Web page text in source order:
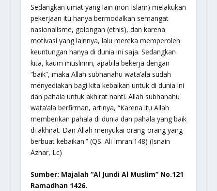
Sedangkan umat yang lain (non Islam) melakukan
pekerjaan itu hanya bermodalkan semangat
nasionalisme, golongan (etnis), dan karena
motivasi yang lainnya, lalu mereka memperoleh
keuntungan hanya di dunia ini saja. Sedangkan
kita, kaum muslimin, apabila bekerja dengan
“baik”, maka Allah subhanahu wata’ala sudah
menyediakan bagi kita kebaikan untuk di dunia ini
dan pahala untuk akhirat nanti. Allah subhanahu
wata’ala berfirman, artinya, “Karena itu Allah
memberikan pahala di dunia dan pahala yang baik
di akhirat. Dan Allah menyukai orang-orang yang
berbuat kebaikan.” (QS. Ali Imran:148) (Isnain
Azhar, Lc)
Sumber: Majalah “Al Jundi Al Muslim” No.121
Ramadhan 1426.